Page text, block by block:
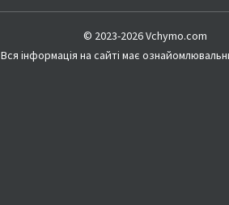
© 2023-2026 Vchymo.com
Вся інформація на сайті має